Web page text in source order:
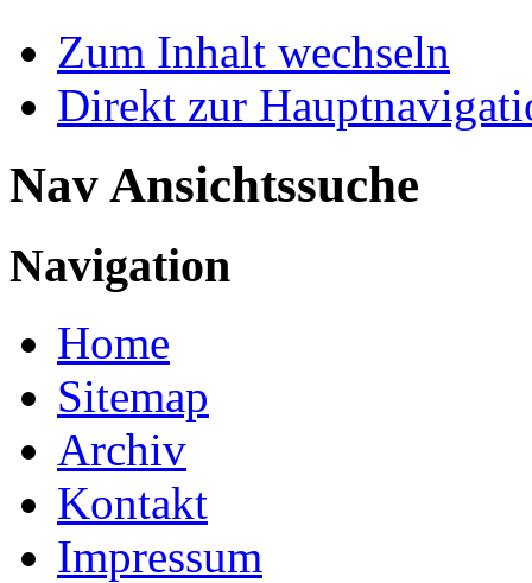
Zum Inhalt wechseln
Direkt zur
Nav Ansichtssuche
Navigation
Home
Sitemap
Archiv
Kontakt
Impressum